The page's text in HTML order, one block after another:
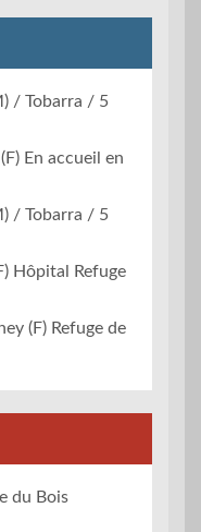
/ Tobarra / 5
En accueil en
/ Tobarra / 5
Hôpital Refuge
(F) Refuge de
du Bois